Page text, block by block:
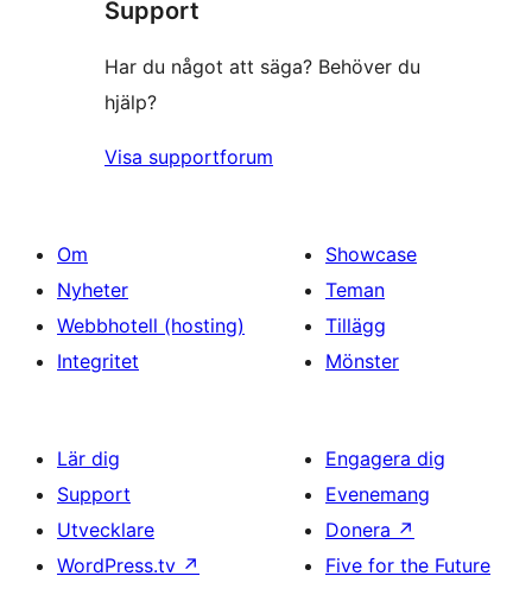
Support
Har du något att säga? Behöver du
hjälp?
Visa supportforum
Om
Nyheter
Webbhotell (hosting)
Integritet
Showcase
Teman
Tillägg
Mönster
Lär dig
Support
Utvecklare
WordPress.tv ↗
Engagera dig
Evenemang
Donera ↗
Five for the Future